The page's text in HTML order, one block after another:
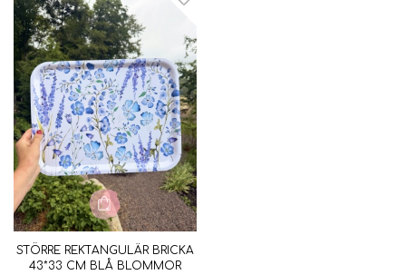
STÖRRE REKTANGULÄR BRICKA
43*33 CM BLÅ BLOMMOR